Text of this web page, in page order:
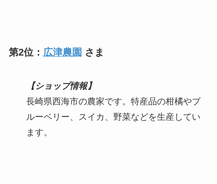
第2位： 広津農園 さま
【ショップ情報】
長崎県西海市の農家です。特産品の柑橘やブ
ルーベリー、スイカ、野菜などを生産してい
ます。